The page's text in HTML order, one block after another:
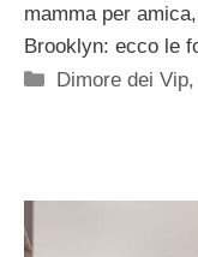
mamma per
Brooklyn: ecco le
Categorie
Dimore dei Vip,